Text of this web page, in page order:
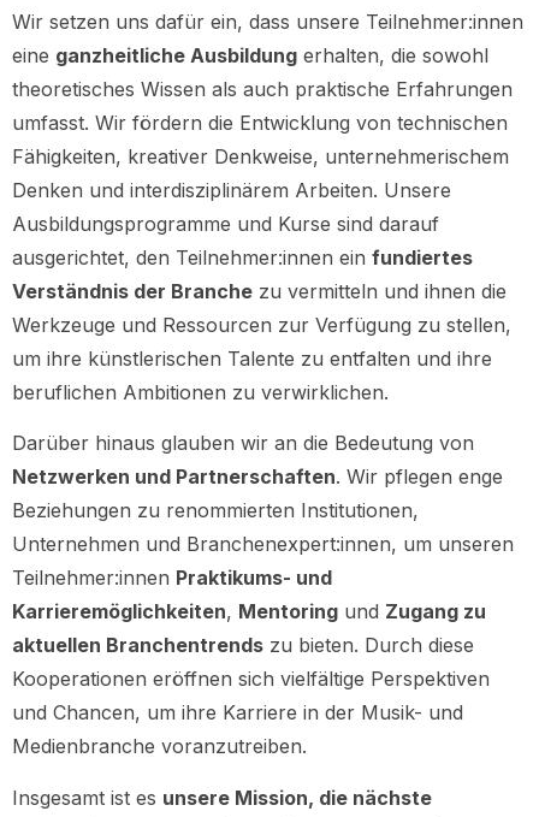
Wir setzen uns dafür ein, dass unsere Teilnehmer:innen
eine ganzheitliche Ausbildung erhalten, die sowohl
theoretisches Wissen als auch praktische Erfahrungen
umfasst. Wir fördern die Entwicklung von technischen
Fähigkeiten, kreativer Denkweise, unternehmerischem
Denken und interdisziplinärem Arbeiten. Unsere
Ausbildungsprogramme und Kurse sind darauf
ausgerichtet, den Teilnehmer:innen ein fundiertes
Verständnis der Branche zu vermitteln und ihnen die
Werkzeuge und Ressourcen zur Verfügung zu stellen,
um ihre künstlerischen Talente zu entfalten und ihre
beruflichen Ambitionen zu verwirklichen.
Darüber hinaus glauben wir an die Bedeutung von
Netzwerken und Partnerschaften. Wir pflegen enge
Beziehungen zu renommierten Institutionen,
Unternehmen und Branchenexpert:innen, um unseren
Teilnehmer:innen Praktikums- und
Karrieremöglichkeiten, Mentoring und Zugang zu
aktuellen Branchentrends zu bieten. Durch diese
Kooperationen eröffnen sich vielfältige Perspektiven
und Chancen, um ihre Karriere in der Musik- und
Medienbranche voranzutreiben.
Insgesamt ist es unsere Mission, die nächste